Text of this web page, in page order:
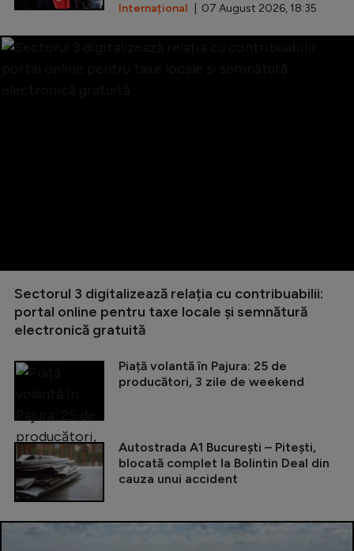
Internațional | 07 August 2026, 18:35
Sectorul 3 digitalizează relația cu contribuabilii:
portal online pentru taxe locale și semnătură
electronică gratuită
Piață volantă în Pajura: 25 de
producători, 3 zile de weekend
Autostrada A1 București – Pitești,
blocată complet la Bolintin Deal din
cauza unui accident